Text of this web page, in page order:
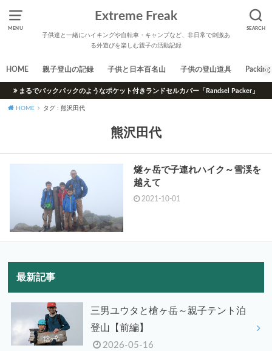
MENU SEARCH
Extreme Freak
子供達と一緒にハイキングや自転車・キャンプなど、非日常で刺激あ
る外遊びを楽しむ親子の活動記録
HOME 親子登山の記録 子供と日本百名山 子供の登山道具 Packing
まるでバックパックのようなポケット付きランドセルカバー「Randsel Packer」
HOME タグ : 熊沢田代
熊沢田代
燧ヶ岳で子連れハイク～雪渓を
越えて
2021-10-01
最新記事
三男ユウタと槍ヶ岳～親子テント泊
登山【前編】
2026-05-16